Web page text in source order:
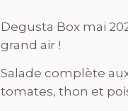
Degusta Box mai
grand air !
Salade complète
tomates, thon et